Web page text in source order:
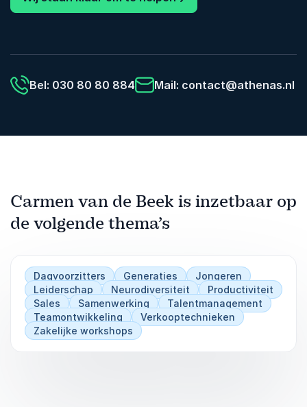
Bel: 030 80 80 884 Mail: contact@athenas.nl
Carmen van de Beek is inzetbaar op
de volgende thema’s
Dagvoorzitters Generaties
Jongeren
Leiderschap
Neurodiversiteit
Productiviteit
Sales
Samenwerking
Talentmanagement
Teamontwikkeling
Verkooptechnieken
Zakelijke workshops